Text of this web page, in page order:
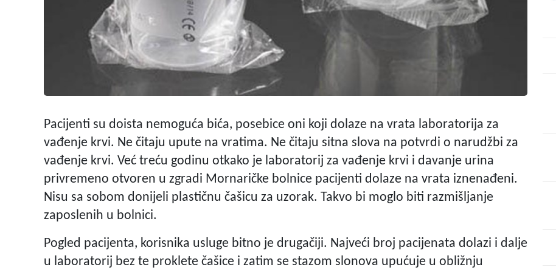
Pacijenti su doista nemoguća bića, posebice oni koji dolaze na vrata laboratorija za
vađenje krvi. Ne čitaju upute na vratima. Ne čitaju sitna slova na potvrdi o narudžbi za
vađenje krvi. Već treću godinu otkako je laboratorij za vađenje krvi i davanje urina
privremeno otvoren u zgradi Mornaričke bolnice pacijenti dolaze na vrata iznenađeni.
Nisu sa sobom donijeli plastičnu čašicu za uzorak. Takvo bi moglo biti razmišljanje
zaposlenih u bolnici.
Pogled pacijenta, korisnika usluge bitno je drugačiji. Najveći broj pacijenata dolazi i dalje
u laboratorij bez te proklete čašice i zatim se stazom slonova upućuje u obližnju